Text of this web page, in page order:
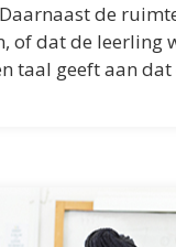
de
of dat de leerling
taal geeft aan